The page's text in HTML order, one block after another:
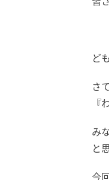
ど
さ
『
み
と
今